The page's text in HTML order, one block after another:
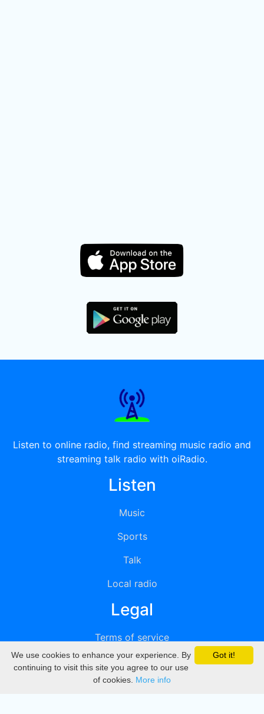
Listen to online radio, find streaming music radio and
streaming talk radio with oiRadio.
Listen
Music
Sports
Talk
Local radio
Legal
Terms of service
Privacy
DMCA
Got it!
We use cookies to enhance your experience. By
continuing to visit this site you agree to our use
of cookies. More info